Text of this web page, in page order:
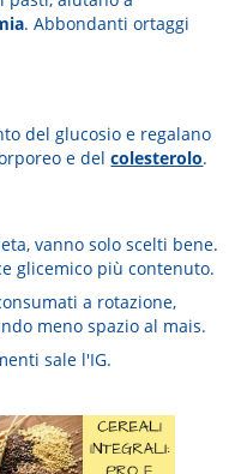
. Abbondanti ortaggi
del glucosio e regalano
e delcolesterolo.
vanno solo scelti bene.
glicemico più contenuto.
a rotazione,
meno spazio al mais.
sale l'IG.